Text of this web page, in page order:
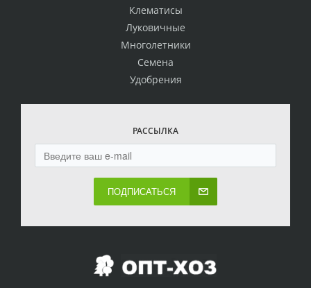
Клематисы
Луковичные
Многолетники
Семена
Удобрения
РАССЫЛКА
ПОДПИСАТЬСЯ